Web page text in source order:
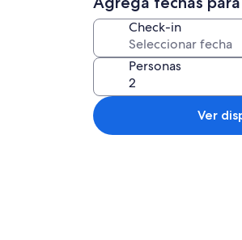
Check-in
Personas
Ver